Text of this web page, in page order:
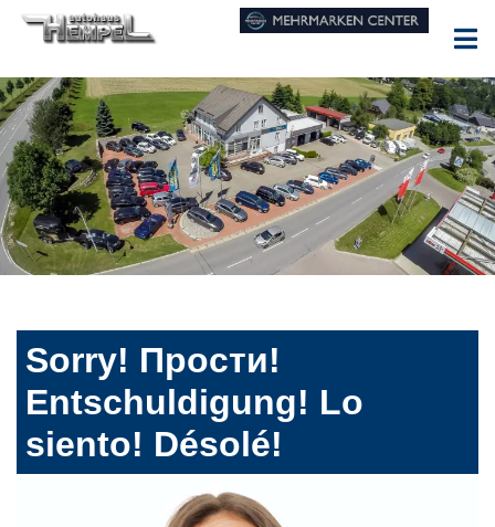
Sorry! Прости!
Entschuldigung! Lo
siento! Désolé!